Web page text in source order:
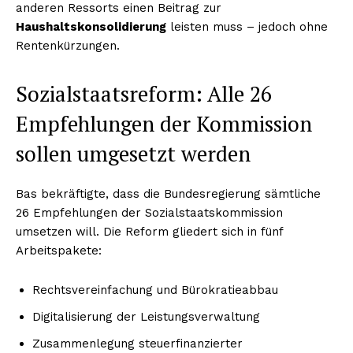
anderen Ressorts einen Beitrag zur
Haushaltskonsolidierung leisten muss – jedoch ohne
Rentenkürzungen.
Sozialstaatsreform: Alle 26
Empfehlungen der Kommission
sollen umgesetzt werden
Bas bekräftigte, dass die Bundesregierung sämtliche
26 Empfehlungen der Sozialstaatskommission
umsetzen will. Die Reform gliedert sich in fünf
Arbeitspakete:
Rechtsvereinfachung und Bürokratieabbau
Digitalisierung der Leistungsverwaltung
Zusammenlegung steuerfinanzierter